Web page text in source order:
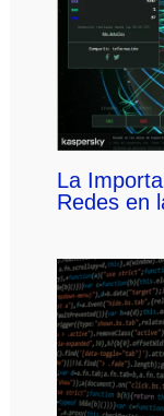
La
Redes en